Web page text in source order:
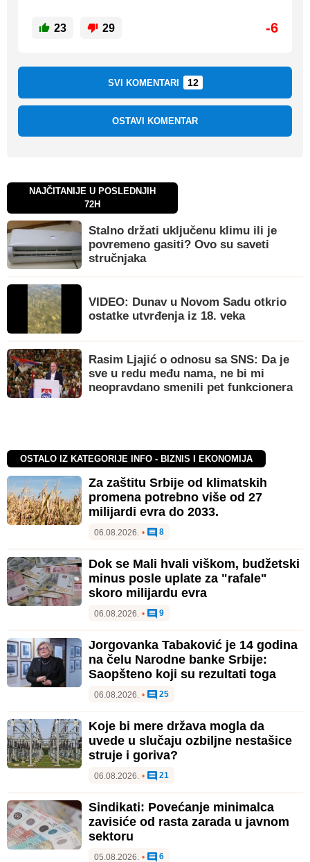
23 29 -6
SVI KOMENTARI 12
OSTAVI KOMENTAR
NAJČITANIJE U POSLEDNJIH
72H
Stalno držati uključenu klimu ili je
povremeno gasiti? Ovo su saveti
stručnjaka
VIDEO: Dunav u Novom Sadu otkrio
ostatke utvrđenja iz 18. veka
Rasim Ljajić o odnosu sa SNS: Da je
sve u redu među nama, ne bi mi
neopravdano smenili pet funkcionera
OSTALO IZ KATEGORIJE INFO - BIZNIS I EKONOMIJA
Za zaštitu Srbije od klimatskih
promena potrebno više od 27
milijardi evra do 2033.
06.08.2026. • 8
Dok se Mali hvali viškom, budžetski
minus posle uplate za "rafale"
skoro milijardu evra
06.08.2026. • 9
Jorgovanka Tabaković je 14 godina
na čelu Narodne banke Srbije:
Saopšteno koji su rezultati toga
06.08.2026. • 25
Koje bi mere država mogla da
uvede u slučaju ozbiljne nestašice
struje i goriva?
06.08.2026. • 21
Sindikati: Povećanje minimalca
zavisiće od rasta zarada u javnom
sektoru
05.08.2026. • 6